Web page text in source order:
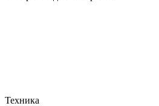
Техника